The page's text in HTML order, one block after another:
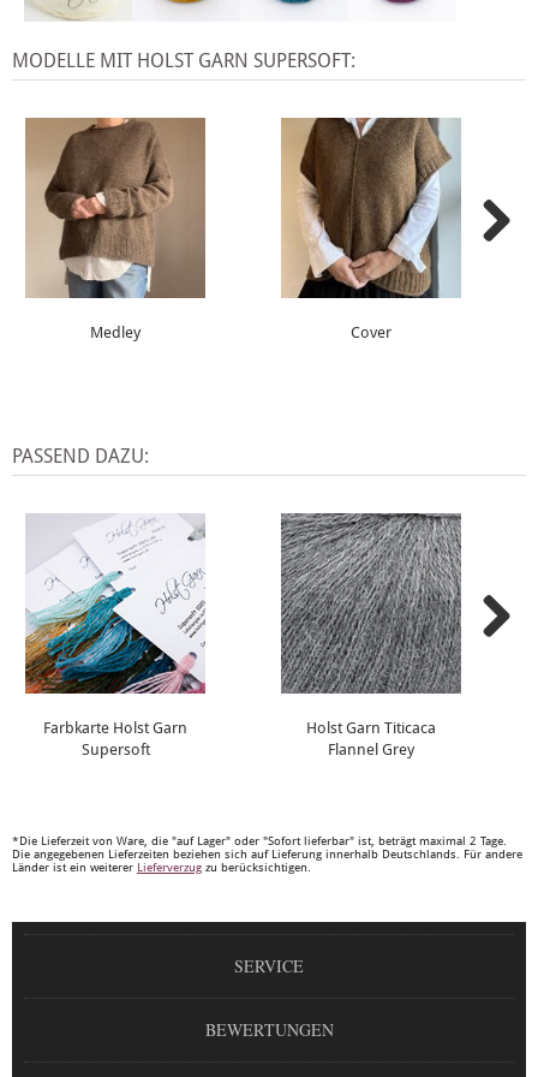
MODELLE MIT HOLST GARN SUPERSOFT:
Medley Cover
PASSEND DAZU:
Farbkarte Holst Garn
Supersoft
Holst Garn Titicaca
Flannel Grey
*Die Lieferzeit von Ware, die "auf Lager" oder "Sofort lieferbar" ist, beträgt maximal 2 Tage.
Die angegebenen Lieferzeiten beziehen sich auf Lieferung innerhalb Deutschlands. Für andere
Länder ist ein weiterer Lieferverzug zu berücksichtigen.
SERVICE
BEWERTUNGEN